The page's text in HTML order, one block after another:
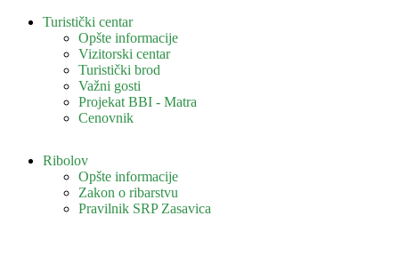
Turistički centar
Opšte informacije
Vizitorski centar
Turistički brod
Važni gosti
Projekat BBI - Matra
Cenovnik
Ribolov
Opšte informacije
Zakon o ribarstvu
Pravilnik SRP Zasavica